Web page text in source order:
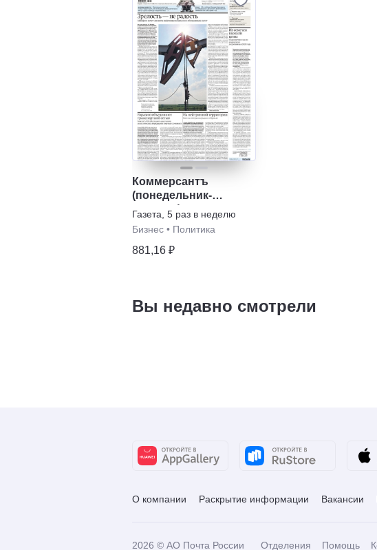
Коммерсантъ
(понедельник-
пятница)
Газета 5 раз в неделю
Бизнес • Политика
881,16 ₽
Вы недавно смотрели
О компании Раскрытие информации Вакансии
2026 © АО Почта России Отделения Помощь